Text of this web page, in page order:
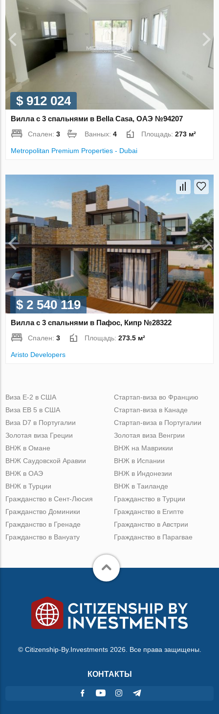
$ 912 024
Вилла с 3 спальнями в Bella Casa, ОАЭ №94207
Спален:3 Ванных:4 Площадь:273 м²
Metropolitan Premium Properties - Dubai
$ 2 540 119
Вилла с 3 спальнями в Пафос, Кипр №28322
Спален:3 Площадь:273.5 м²
Aristo Developers
Виза Е-2 в США
Виза ЕВ 5 в США
Виза D7 в Португалии
Золотая виза Греции
Стартап-виза во Францию
Стартап-виза в Канаде
Стартап-виза в Португалии
Золотая виза Венгрии
ВНЖ в Омане
ВНЖ Саудовской Аравии
ВНЖ в ОАЭ
ВНЖ в Турции
ВНЖ на Маврикии
ВНЖ в Испании
ВНЖ в Индонезии
ВНЖ в Таиланде
Гражданство в Сент-Люсия
Гражданство Доминики
Гражданство в Гренаде
Гражданство в Вануату
Гражданство в Турции
Гражданство в Египте
Гражданство в Австрии
Гражданство в Парагвае
© Citizenship-By.Investments 2026. Все права защищены.
КОНТАКТЫ